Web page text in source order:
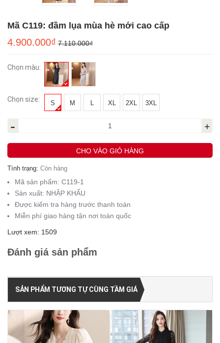
Mã C119: đầm lụa mùa hè mới cao cấp
4.900.000₫ 7.110.000₫
Chọn màu:
Chọn size: S M L XL 2XL 3XL
- +
CHO VÀO GIỎ HÀNG
Tình trạng: Còn hàng
Mã sản phẩm: C119-1
Sản xuất: NHẬP KHẨU
Được kiểm tra hàng trước thanh toán
Miễn phí giao hàng tận nơi toàn quốc
Lượt xem: 1509
Đánh giá sản phẩm
SẢN PHẨM TƯƠNG TỰ CÙNG TẦM GIÁ